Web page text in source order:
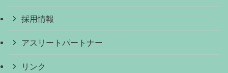
採用情報
アスリートパートナー
リンク